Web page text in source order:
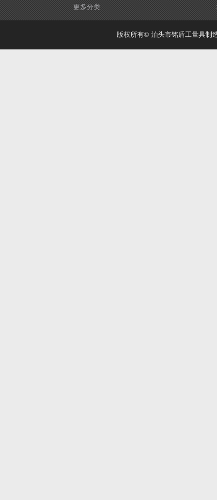
更多分类
版权所有© 泊头市铭盾工量具